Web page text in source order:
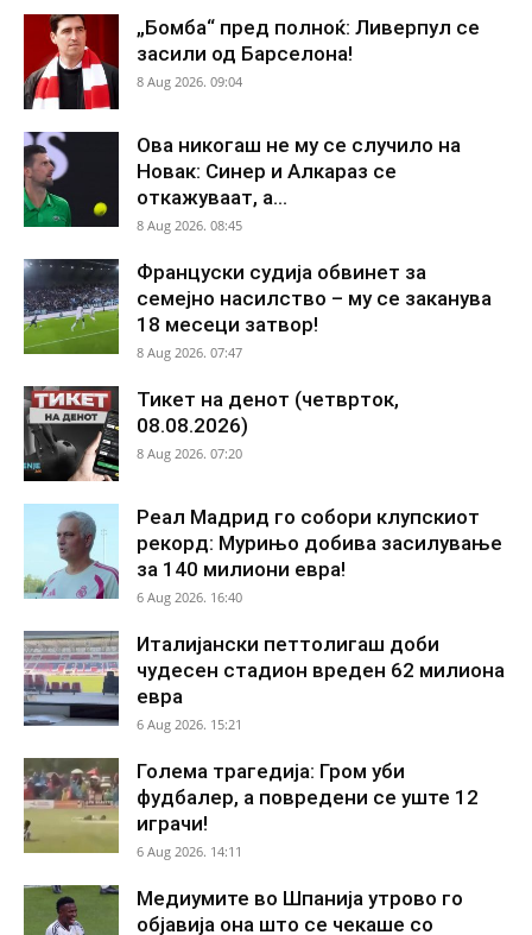
„Бомба“ пред полноќ: Ливерпул се
засили од Барселона!
8 Aug 2026. 09:04
Ова никогаш не му се случило на
Новак: Синер и Алкараз се
откажуваат, а...
8 Aug 2026. 08:45
Француски судија обвинет за
семејно насилство – му се заканува
18 месеци затвор!
8 Aug 2026. 07:47
Тикет на денот (четврток,
08.08.2026)
8 Aug 2026. 07:20
Реал Мадрид го собори клупскиот
рекорд: Мурињо добива засилување
за 140 милиони евра!
6 Aug 2026. 16:40
Италијански петтолигаш доби
чудесен стадион вреден 62 милиона
евра
6 Aug 2026. 15:21
Голема трагедија: Гром уби
фудбалер, а повредени се уште 12
играчи!
6 Aug 2026. 14:11
Медиумите во Шпанија утрово го
објавија она што се чекаше со